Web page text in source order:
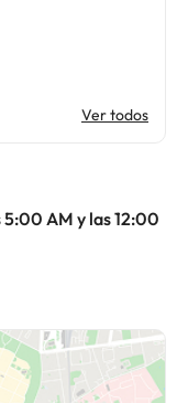
Ver todos
5:00 AM y las 12:00